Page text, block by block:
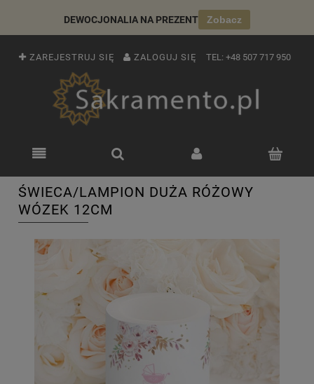
DEWOCJONALIA NA PREZENT Zobacz
ZAREJESTRUJ SIĘ ZALOGUJ SIĘ TEL: +48 507 717 950
ŚWIECA/LAMPION DUŻA RÓŻOWY
WÓZEK 12CM